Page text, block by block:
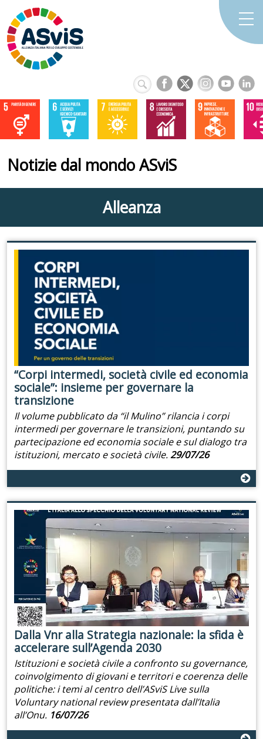
Notizie dal mondo ASviS
Alleanza
“Corpi intermedi, società civile ed economia
sociale”: insieme per governare la
transizione
Il volume pubblicato da “il Mulino” rilancia i corpi
intermedi per governare le transizioni, puntando su
partecipazione ed economia sociale e sul dialogo tra
istituzioni, mercato e società civile.29/07/26
Dalla Vnr alla Strategia nazionale: la sfida è
accelerare sull’Agenda 2030
Istituzioni e società civile a confronto su governance,
coinvolgimento di giovani e territori e coerenza delle
politiche: i temi al centro dell’ASviS Live sulla
Voluntary national review presentata dall’Italia
all’Onu. 16/07/26